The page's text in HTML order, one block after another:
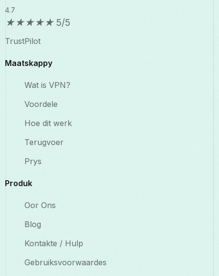
4.7
★★★★★ 5/5
TrustPilot
Maatskappy
Wat is VPN?
Voordele
Hoe dit werk
Terugvoer
Prys
Produk
Oor Ons
Blog
Kontakte / Hulp
Gebruiksvoorwaardes